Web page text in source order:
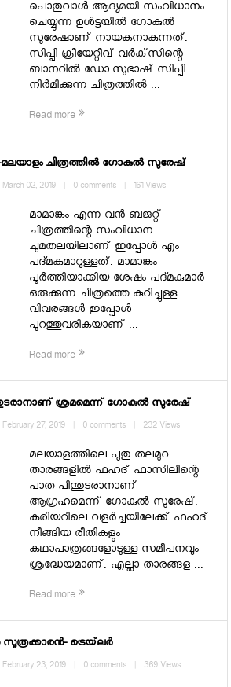
പൊതുവാള്‍ ആദ്യമയി സംവിധാനം
ചെയ്യുന്ന ഉള്‍ട്ടയില്‍ ഗോകുല്‍
സുരേഷാണ് നായകനാകുന്നത്.
സിപ്പി ക്രീയേറ്റീവ് വര്‍ക്‌സിന്റെ
ബാനറില്‍ ഡോ.സുഭാഷ് സിപ്പി
നിര്‍മിക്കുന്ന ചിത്രത്തില്‍ ...
Read more
മലയാളം ചിത്രത്തില്‍ ഗോകുല്‍ സുരേഷ്
March 02, 2019 | 0 comments | 161 Views
മാമാങ്കം എന്ന വന്‍ ബജറ്റ്
ചിത്രത്തിന്റെ സംവിധാന
ചുമതലയിലാണ് ഇപ്പോള്‍ എം
പദ്മകുമാറുള്ളത്. മാമാങ്കം
പൂര്‍ത്തിയാക്കിയ ശേഷം പദ്മകുമാര്‍
ഒരുക്കുന്ന ചിത്രത്തെ കുറിച്ചുള്ള
വിവരങ്ങള്‍ ഇപ്പോള്‍
പുറത്തുവരികയാണ് ...
Read more
ശ്രമമെന്ന് ഗോകുല്‍ സുരേഷ്
February 27, 2019 | 0 comments | 232 Views
മലയാളത്തിലെ പുതു തലമുറ
താരങ്ങളില്‍ ഫഹദ് ഫാസിലിന്റെ
പാത പിന്തുടരാനാണ്
ആഗ്രഹമെന്ന് ഗോകുല്‍ സുരേഷ്.
കരിയറിലെ വളര്‍ച്ചയിലേക്ക് ഫഹദ്
നീങ്ങിയ രീതികളും
കഥാപാത്രങ്ങളോടുള്ള സമീപനവും
ശ്രദ്ധേയമാണ്. എല്ലാ താരങ്ങള ...
Read more
ട്രെയ്‌ലര്‍
February 23, 2019 | 0 comments | 369 Views